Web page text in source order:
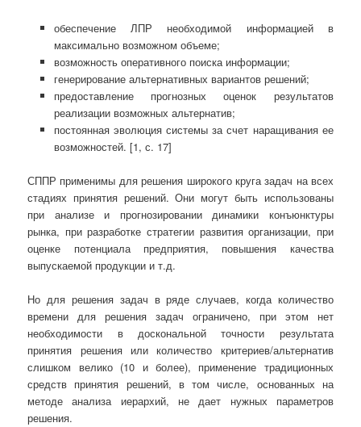
обеспечение ЛПР необходимой информацией в
максимально возможном объеме;
возможность оперативного поиска информации;
генерирование альтернативных вариантов решений;
предоставление прогнозных оценок результатов
реализации возможных альтернатив;
постоянная эволюция системы за счет наращивания ее
возможностей. [1, с. 17]
СППР применимы для решения широкого круга задач на всех
стадиях принятия решений. Они могут быть использованы
при анализе и прогнозировании динамики конъюнктуры
рынка, при разработке стратегии развития организации, при
оценке потенциала предприятия, повышения качества
выпускаемой продукции и т.д.
Но для решения задач в ряде случаев, когда количество
времени для решения задач ограничено, при этом нет
необходимости в доскональной точности результата
принятия решения или количество критериев/альтернатив
слишком велико (10 и более), применение традиционных
средств принятия решений, в том числе, основанных на
методе анализа иерархий, не дает нужных параметров
решения.